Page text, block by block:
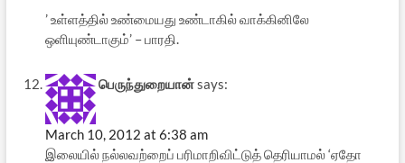
’ உள்ளத்தில் உண்மையது உண்டாகில் வாக்கினிலே
ஒளியுண்டாகும்’ – பாரதி.
பெருந்துறையான்says:
March 10, 2012 at 6:38 am
இலையில் நல்லவற்றைப் பரிமாறிவிட்டுத் தெரியாமல் ‘ஏதோ